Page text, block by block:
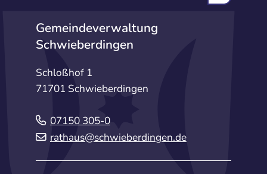
Gemeindeverwaltung
Schwieberdingen
Schloßhof 1
71701 Schwieberdingen
07150 305-0
rathaus@schwieberdingen.de